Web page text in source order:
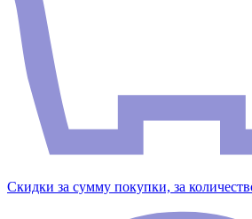
Скидки за сумму покупки, за